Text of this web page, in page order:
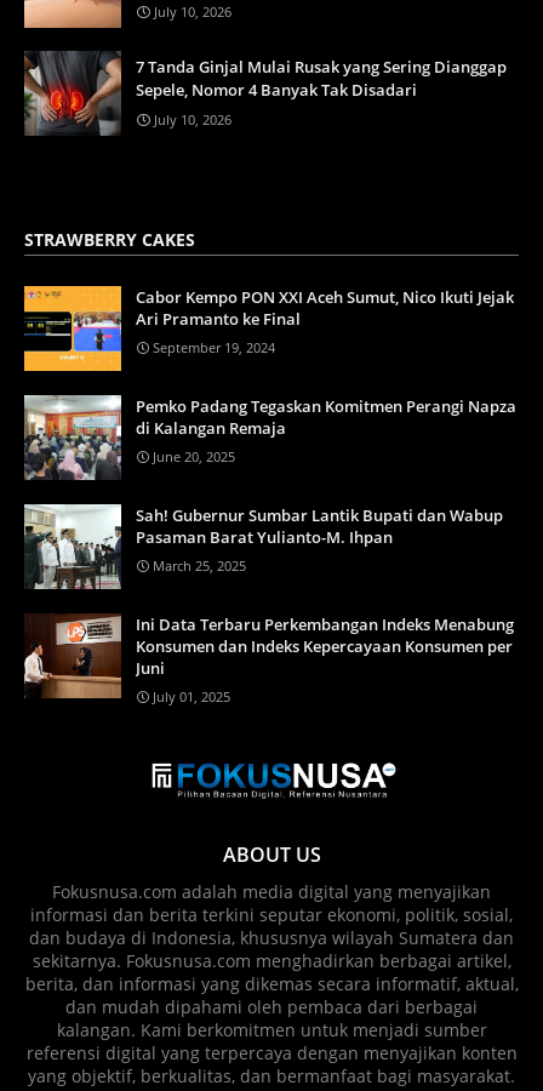
July 10, 2026
7 Tanda Ginjal Mulai Rusak yang Sering Dianggap
Sepele, Nomor 4 Banyak Tak Disadari
July 10, 2026
STRAWBERRY CAKES
Cabor Kempo PON XXI Aceh Sumut, Nico Ikuti Jejak
Ari Pramanto ke Final
September 19, 2024
Pemko Padang Tegaskan Komitmen Perangi Napza
di Kalangan Remaja
June 20, 2025
Sah! Gubernur Sumbar Lantik Bupati dan Wabup
Pasaman Barat Yulianto-M. Ihpan
March 25, 2025
Ini Data Terbaru Perkembangan Indeks Menabung
Konsumen dan Indeks Kepercayaan Konsumen per
Juni
July 01, 2025
ABOUT US
Fokusnusa.com adalah media digital yang menyajikan
informasi dan berita terkini seputar ekonomi, politik, sosial,
dan budaya di Indonesia, khususnya wilayah Sumatera dan
sekitarnya. Fokusnusa.com menghadirkan berbagai artikel,
berita, dan informasi yang dikemas secara informatif, aktual,
dan mudah dipahami oleh pembaca dari berbagai
kalangan. Kami berkomitmen untuk menjadi sumber
referensi digital yang terpercaya dengan menyajikan konten
yang objektif, berkualitas, dan bermanfaat bagi masyarakat.